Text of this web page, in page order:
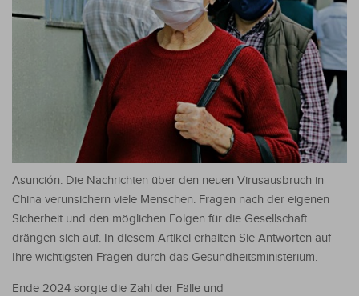
Asunción: Die Nachrichten über den neuen Virusausbruch in
China verunsichern viele Menschen. Fragen nach der eigenen
Sicherheit und den möglichen Folgen für die Gesellschaft
drängen sich auf. In diesem Artikel erhalten Sie Antworten auf
Ihre wichtigsten Fragen durch das Gesundheitsministerium.
Ende 2024 sorgte die Zahl der Fälle und